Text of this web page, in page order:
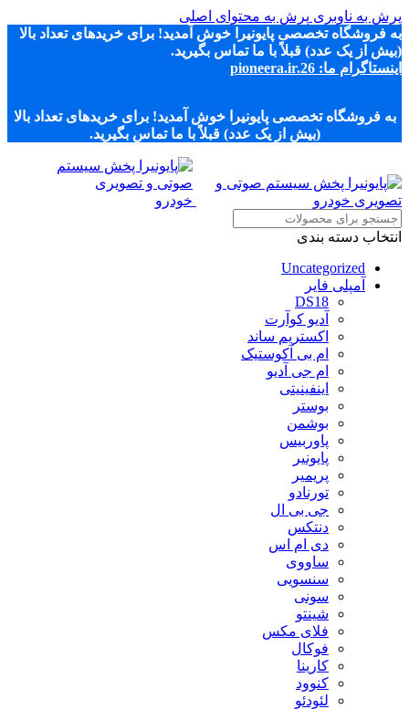
پرش به ناوبری پرش به محتوای اصلی
به فروشگاه تخصصی پایونیرا خوش آمدید! برای خریدهای تعداد بالا
(بیش از یک عدد) قبلاً با ما تماس بگیرید.
اینستاگرام ما: pioneera.ir.26
به فروشگاه تخصصی پایونیرا خوش آمدید! برای خریدهای تعداد بالا
(بیش از یک عدد) قبلاً با ما تماس بگیرید.
انتخاب دسته بندی
Uncategorized
آمپلی فایر
DS18
آدیو کوآرت
اکستریم ساند
ام بی آکوستیک
ام جی آدیو
اینفینیتی
بوستر
بوشمن
پاوربیس
پایونیر
پریمیر
تورنادو
جی بی ال
دنتکس
دی ام اس
ساووی
سنسویی
سونی
شینتو
فلای مکس
فوکال
کارینا
کنوود
لئودئو